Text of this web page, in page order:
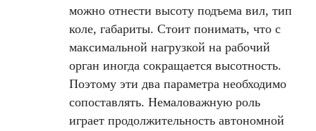
можно отнести высоту подъема вил, тип
коле, габариты. Стоит понимать, что с
максимальной нагрузкой на рабочий
орган иногда сокращается высотность.
Поэтому эти два параметра необходимо
сопоставлять. Немаловажную роль
играет продолжительность автономной